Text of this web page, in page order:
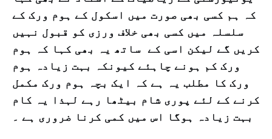
کہ ہم کسی بھی صورت میں اسکول کے ہوم ورک کے
سلسلہ میں کسی بھی خلاف ورزی کو قبول نہیں
کریں گے لیکن اسی کے ساتھ یہ بھی کہا کہ ہوم
ورک کم ہونے چاہئے کیونکہ بہت زیادہ ہوم
ورک کا مطلب یہ ہے کہ ایک بچہ ہوم ورک مکمل
کرنے کے لئے پوری شام بیٹھا رہے لہذا یہ کام
بہت زیادہ ہوگا اس میں کمی کرنا ضروری ہے ۔